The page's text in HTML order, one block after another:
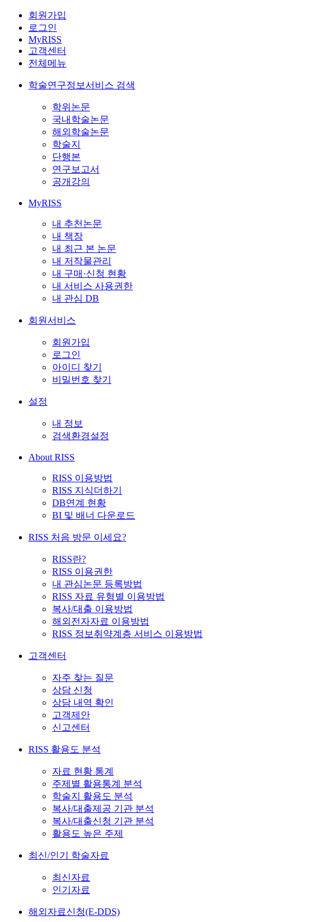
회원가입
로그인
MyRISS
고객센터
전체메뉴
학술연구정보서비스 검색
학위논문
국내학술논문
해외학술논문
학술지
단행본
연구보고서
공개강의
MyRISS
내 추천논문
내 책장
내 최근 본 논문
내 저작물관리
내 구매·신청 현황
내 서비스 사용권한
내 관심 DB
회원서비스
회원가입
로그인
아이디 찾기
비밀번호 찾기
설정
내 정보
검색환경설정
About RISS
RISS 이용방법
RISS 지식더하기
DB연계 현황
BI 및 배너 다운로드
RISS 처음 방문 이세요?
RISS란?
RISS 이용권한
내 관심논문 등록방법
RISS 자료 유형별 이용방법
복사/대출 이용방법
해외전자자료 이용방법
RISS 정보취약계층 서비스 이용방법
고객센터
자주 찾는 질문
상담 신청
상담 내역 확인
고객제안
신고센터
RISS 활용도 분석
자료 현황 통계
주제별 활용통계 분석
학술지 활용도 분석
복사/대출제공 기관 분석
복사/대출신청 기관 분석
활용도 높은 주제
최신/인기 학술자료
최신자료
인기자료
해외자료신청(E-DDS)